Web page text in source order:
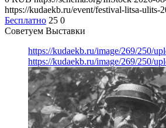
https://kudaekb.ru/event/festival-litsa-ulits-
Бесплатно 25 0
Советуем Выставки
https://kudaekb.ru/image/269/250/
https://kudaekb.ru/image/269/250/